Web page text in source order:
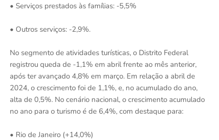
• Serviços prestados às famílias: -5,5%
• Outros serviços: -2,9%.
No segmento de atividades turísticas, o Distrito Federal
registrou queda de -1,1% em abril frente ao mês anterior,
após ter avançado 4,8% em março. Em relação a abril de
2024, o crescimento foi de 1,1%, e, no acumulado do ano,
alta de 0,5%. No cenário nacional, o crescimento acumulado
no ano para o turismo é de 6,4%, com destaque para:
• Rio de Janeiro (+14,0%)